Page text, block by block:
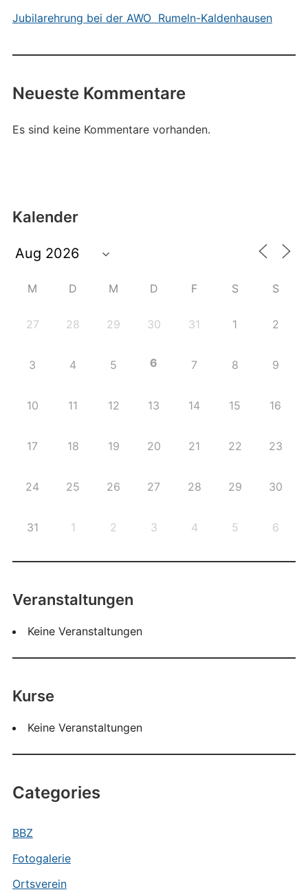
Jubilarehrung bei der AWO Rumeln-Kaldenhausen
Neueste Kommentare
Es sind keine Kommentare vorhanden.
Kalender
M D M D F S S
27 28 29 30 31 1 2
3 4 5 6 7 8 9
10 11 12 13 14 15 16
17 18 19 20 21 22 23
24 25 26 27 28 29 30
31 1 2 3 4 5 6
Veranstaltungen
Keine Veranstaltungen
Kurse
Keine Veranstaltungen
Categories
BBZ
Fotogalerie
Ortsverein